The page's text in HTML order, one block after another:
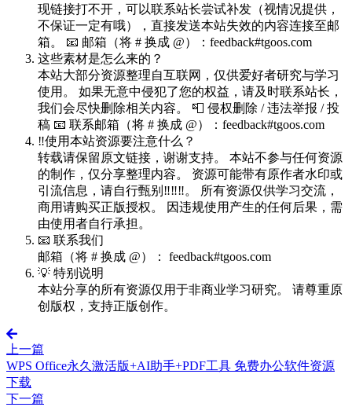
现链接打不开，可以联系站长尝试补发（视情况提供，
不保证一定有哦），直接发送本站失效的内容连接至邮
箱。 📧 邮箱（将 # 换成 @）：feedback#tgoos.com
这些素材是怎么来的？
本站大部分资源整理自互联网，仅供爱好者研究与学习
使用。 如果无意中侵犯了您的权益，请及时联系站长，
我们会尽快删除相关内容。 📮 侵权删除 / 违法举报 / 投
稿 📧 联系邮箱（将 # 换成 @）：feedback#tgoos.com
‼️使用本站资源要注意什么？
转载请保留原文链接，谢谢支持。 本站不参与任何资源
的制作，仅分享整理内容。 资源可能带有原作者水印或
引流信息，请自行甄别‼️‼️‼️。 所有资源仅供学习交流，
商用请购买正版授权。 因违规使用产生的任何后果，需
由使用者自行承担。
📧 联系我们
邮箱（将 # 换成 @）： feedback#tgoos.com
💡 特别说明
本站分享的所有资源仅用于非商业学习研究。 请尊重原
创版权，支持正版创作。
上一篇
WPS Office永久激活版+AI助手+PDF工具 免费办公软件资源
下载
下一篇